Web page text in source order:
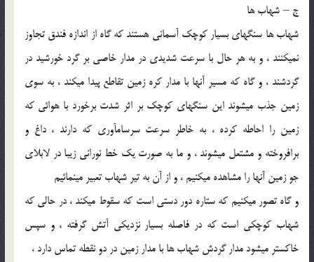
ج – شهاب ها
شهاب ها سنگهاي بسيار كوچك آسماني هستند كه گاه از اندازه فندق تجاوز
نمي‏كنند ، و به هر حال با سرعت شديدي در مدار خاصي بر گرد خورشيد در
گردشند ، و گاه كه مسير آنها با مدار كره زمين تقاطع پيدا مي‏كند ، به سوي
زمين جذب مي‏شوند اين سنگهاي كوچك بر اثر شدت برخورد با هوائي كه
زمين را احاطه كرده ، به خاطر سرعت سرسام‏آوري كه دارند ، داغ و
برافروخته و مشتعل مي‏شوند ، و ما به صورت يك خط نوراني زيبا در لابلاي
جو زمين آنها را مشاهده مي‏كنيم ، و از آن به تير شهاب تعبير مي‏نمائيم
و گاه تصور مي‏كنيم كه ستاره دور دستي است كه سقوط مي‏كند ، در حالي كه
شهاب كوچكي است كه در فاصله بسيار نزديكي آتش گرفته ، و سپس
خاكستر مي‏شود مدار گردش شهاب ها با مدار زمين در دو نقطه تماس دارد ،